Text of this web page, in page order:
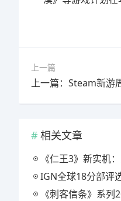
上一篇
上一篇：Steam新游
相关文章
《仁王3》新实机
IGN全球18分部评选
《刺客信条》系